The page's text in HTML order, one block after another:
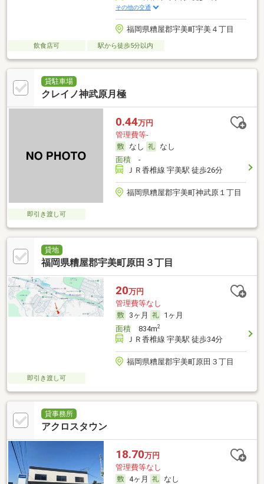
その他の交通
福岡県糟屋郡宇美町宇美４丁目
飲食店可 駅から徒歩5分以内
貸駐車場
クレイノ神武原月極
0.44万円
管理費等-
なし
なし
面積-
ＪＲ香椎線 宇美駅 徒歩26分
福岡県糟屋郡宇美町神武原１丁目
即引き渡し可
貸地
福岡県糟屋郡宇美町原田３丁目
20万円
管理費等なし
3ヶ月
1ヶ月
面積834m2
ＪＲ香椎線 宇美駅 徒歩34分
福岡県糟屋郡宇美町原田３丁目
即引き渡し可
貸事務所
アクロスタウン
18.70万円
管理費等なし
4ヶ月
なし